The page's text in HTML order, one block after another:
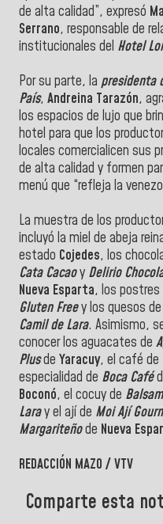
de alta calidad”, expresó
Serrano, responsable de
institucionales del Hotel
Por su parte, la presidenta
País, Andreina Tarazón,
los espacios de lujo que
hotel para que los
locales comercialicen sus
de alta calidad y formen
menú que “refleja la
La muestra de los
incluyó la miel de abeja
estado Cojedes, los
Cata Cacaoy Delirio
Nueva Esparta, los postres
Gluten Freey los quesos
Camil de Lara. Asimismo,
conocer los aguacates de
Plusde Yaracuy, el café de
especialidad de Boca Café
Boconó, el cocuy de
Laray el ají de Moi Ají
Margariteñode Nueva
REDACCIÓN MAZO / VTV
Comparte esta